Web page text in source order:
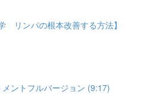
リンパの根本改善する方法】
ントフルバージョン (9:17)